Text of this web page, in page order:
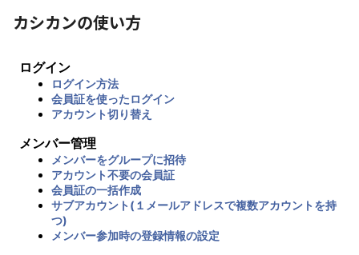
カシカンの使い方
ログイン
ログイン方法
会員証を使ったログイン
アカウント切り替え
メンバー管理
メンバーをグループに招待
アカウント不要の会員証
会員証の一括作成
サブアカウント(１メールアドレスで複数アカウントを持
つ)
メンバー参加時の登録情報の設定